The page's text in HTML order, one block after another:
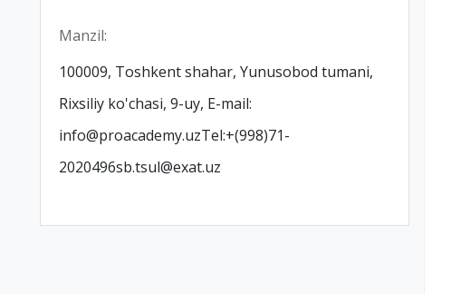
Manzil:
100009, Toshkent shahar, Yunusobod tumani,
Rixsiliy ko'chasi, 9-uy, E-mail:
info@proacademy.uzTel:+(998)71-
2020496sb.tsul@exat.uz